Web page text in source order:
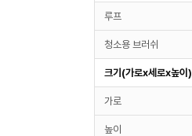
루프
청소용 브러쉬
크기(가로x세로x높이)
가로
높이